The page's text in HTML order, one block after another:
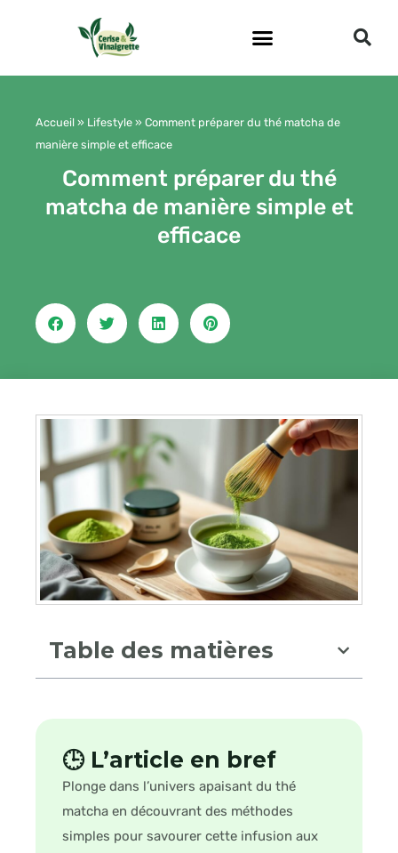
Accueil » Lifestyle » Comment préparer du thé matcha de
manière simple et efficace
Comment préparer du thé
matcha de manière simple et
efficace
Table des matières
🕒 L’article en bref
Plonge dans l’univers apaisant du thé
matcha en découvrant des méthodes
simples pour savourer cette infusion aux